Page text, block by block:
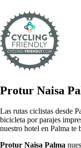
Protur Naisa
Las rutas ciclistas desde
bicicleta por parajes
nuestro hotel en Palma te
Protur Naisa Palma